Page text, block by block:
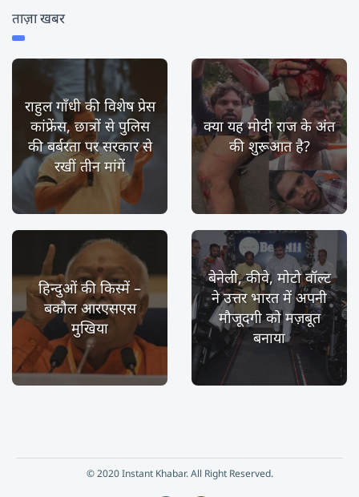
ताज़ा खबर
राहुल गाँधी की विशेष प्रेस
कांफ्रेंस, छात्रों से पुलिस
की बर्बरता पर सरकार से
रखीं तीन मांगें
क्या यह मोदी राज के अंत
की शुरूआत है?
हिन्दुओं की किस्में –
बकौल आरएसएस
मुखिया
बेनेली, कीवे, मोटो वॉल्ट
ने उत्तर भारत में अपनी
मौजूदगी को मज़बूत
बनाया
© 2020 Instant Khabar. All Right Reserved.